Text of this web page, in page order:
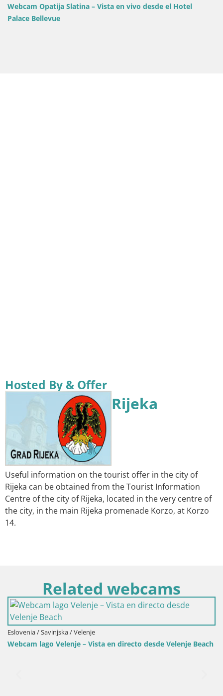
Webcam Opatija Slatina – Vista en vivo desde el Hotel
Palace Bellevue
Hosted By & Offer
Rijeka
Useful information on the tourist offer in the city of
Rijeka can be obtained from the Tourist Information
Centre of the city of Rijeka, located in the very centre of
the city, in the main Rijeka promenade Korzo, at Korzo
14.
Related webcams
Eslovenia / Savinjska / Velenje
Webcam lago Velenje – Vista en directo desde Velenje Beach